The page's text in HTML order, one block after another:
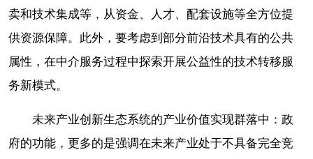
卖和技术集成等，从资金、人才、配套设施等全方位提
供资源保障。此外，要考虑到部分前沿技术具有的公共
属性，在中介服务过程中探索开展公益性的技术转移服
务新模式。
未来产业创新生态系统的产业价值实现群落中：政
府的功能，更多的是强调在未来产业处于不具备完全竞